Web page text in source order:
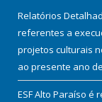
Relatórios
referentes a
projetos culturais
ao presente ano
ESF Alto Paraíso